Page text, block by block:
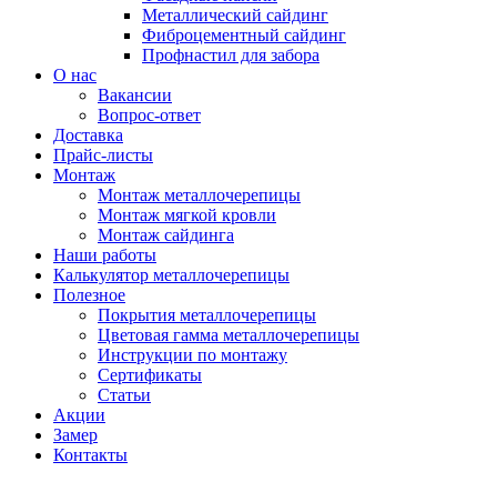
Металлический сайдинг
Фиброцементный сайдинг
Профнастил для забора
О нас
Вакансии
Вопрос-ответ
Доставка
Прайс-листы
Монтаж
Монтаж металлочерепицы
Монтаж мягкой кровли
Монтаж сайдинга
Наши работы
Калькулятор металлочерепицы
Полезное
Покрытия металлочерепицы
Цветовая гамма металлочерепицы
Инструкции по монтажу
Сертификаты
Статьи
Акции
Замер
Контакты